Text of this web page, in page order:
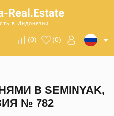
в Индонезии
(0) (0)
В SEMINYAK,
№ 782